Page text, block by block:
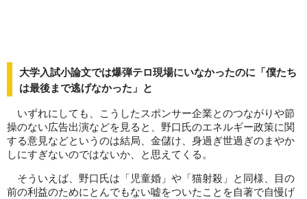
大学入試小論文では爆弾テロ現場にいなかったのに「僕たち
は最後まで逃げなかった」と
いずれにしても、こうしたスポンサー企業とのつながりや節
操のない広告出演などを見ると、野口氏のエネルギー政策に関
する意見などというのは結局、金儲け、身過ぎ世過ぎのまやか
しにすぎないのではないか、と思えてくる。
そういえば、野口氏は「児童婚」や「猫射殺」と同様、目の
前の利益のためにとんでもない嘘をついたことを自著で自慢げ